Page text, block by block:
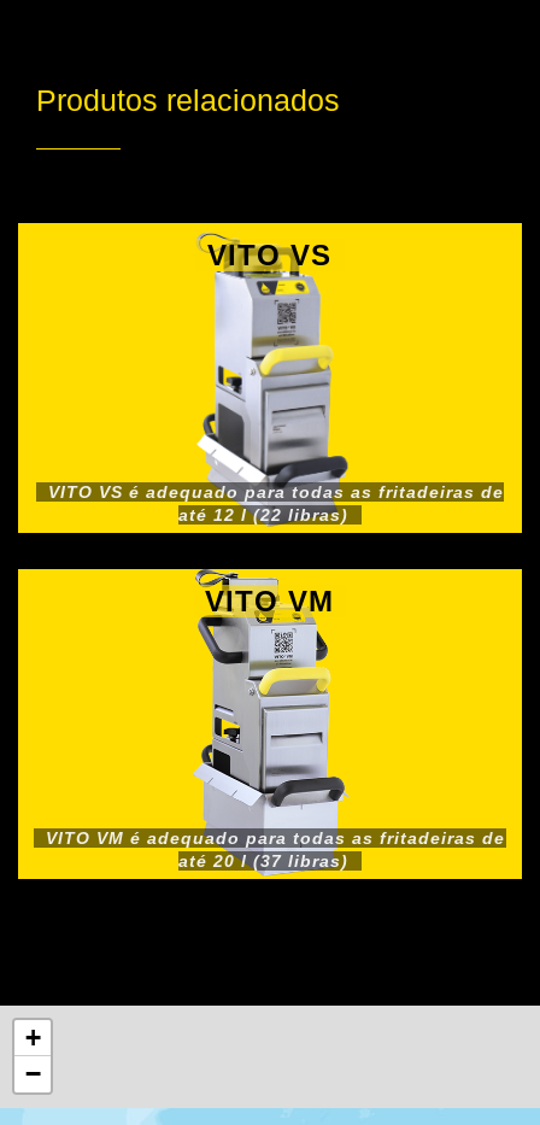
Produtos relacionados
VITO VS
VITO VS é adequado para todas as fritadeiras de
até 12 l (22 libras)
VITO VM
VITO VM é adequado para todas as fritadeiras de
até 20 l (37 libras)
+
−